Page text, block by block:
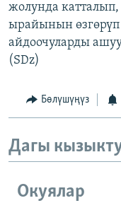
жолунда
ырайынын
айдоочуларды
(SDz)
Бөлүшүңүз
Дагы
Окуялар